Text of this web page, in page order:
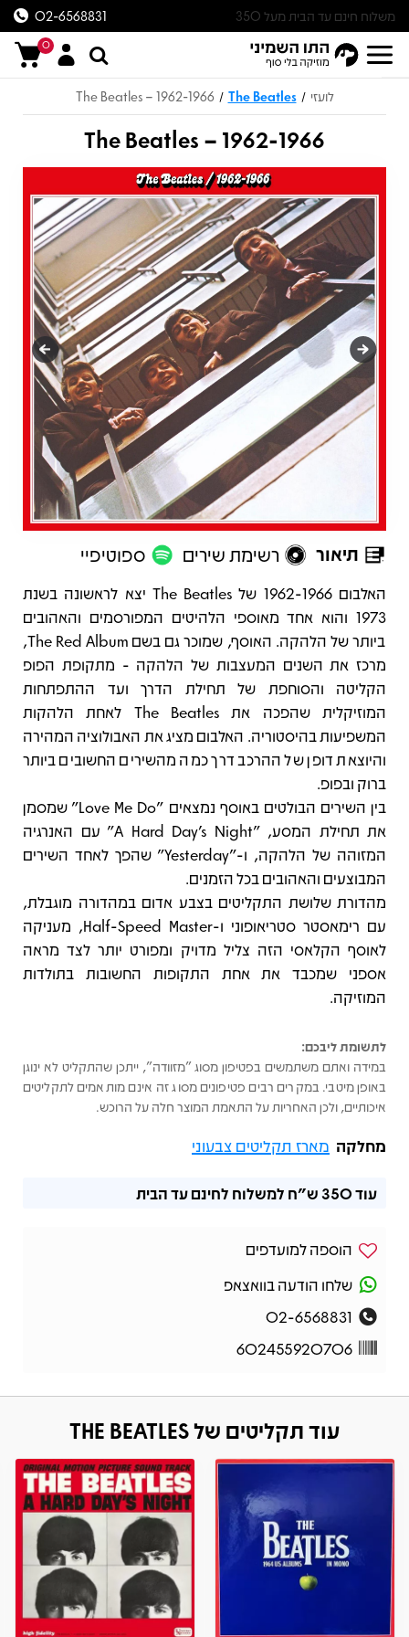
משלוח חינם עד הבית מעל 350
ש״ח
02-6568831
0
לועזי /
The Beatles
/
The Beatles – 1962-1966
The Beatles – 1962-1966
תיאור רשימת שירים ספוטיפיי
תיאור
האלבום 1962-1966 של The Beatles יצא לראשונה בשנת
1973 והוא אחד מאוספי הלהיטים המפורסמים והאהובים
ביותר של הלהקה. האוסף, שמוכר גם בשם The Red Album,
מרכז את השנים המעצבות של הלהקה - מתקופת הפופ
הקליטה והסוחפת של תחילת הדרך ועד ההתפתחות
המוזיקלית שהפכה את The Beatles לאחת הלהקות
המשפיעות בהיסטוריה. האלבום מציג את האבולוציה המהירה
והיוצאת דופן של ההרכב דרך כמה מהשירים החשובים ביותר
ברוק ובפופ.
בין השירים הבולטים באוסף נמצאים "Love Me Do" שמסמן
את תחילת המסע, "A Hard Day’s Night" עם האנרגיה
המזוהה של הלהקה, ו-"Yesterday" שהפך לאחד השירים
המבוצעים והאהובים בכל הזמנים.
מהדורת שלושת התקליטים בצבע אדום במהדורה מוגבלת,
עם רימאסטר סטריאופוני ו-Half-Speed Master, מעניקה
לאוסף הקלאסי הזה צליל מדויק ומפורט יותר לצד מראה
אספני שמכבד את אחת התקופות החשובות בתולדות
המוזיקה.
לתשומת ליבכם:
במידה ואתם משתמשים בפטיפון מסוג "מזוודה", ייתכן שהתקליט לא ינוגן
באופן מיטבי. במקרים רבים פטיפונים מסוג זה אינם מותאמים לתקליטים
איכותיים, ולכן האחריות על התאמת המוצר חלה על הרוכש.
מחלקה מארז תקליטים צבעוני
עוד350 ש"ח למשלוח לחינם עד הבית
הוספה למועדפים
שלחו הודעה בוואצאפ
02-6568831
602455920706
עוד תקליטים של THE BEATLES